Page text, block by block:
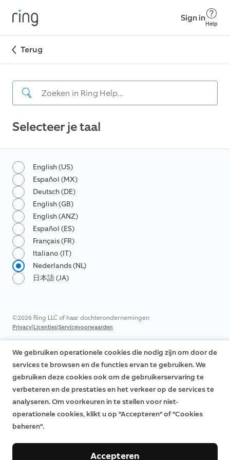
Sign in
Help
Terug
Selecteer je taal
English (US)
Español (MX)
Deutsch (DE)
English (GB)
English (ANZ)
Español (ES)
Français (FR)
Italiano (IT)
Nederlands (NL)
日本語 (JA)
©2026 Ring LLC of haar dochterondernemingen
Privacy|Licenties|Servicevoorwaarden
We gebruiken operationele cookies die nodig zijn om door de
services te browsen en de functies ervan te gebruiken. We
gebruiken deze cookies ook om de gebruikerservaring te
verbeteren en de prestaties en het verkeer op de services te
analyseren. Om voorkeuren in te stellen voor niet-
operationele cookies, klikt u op "Accepteren" of "Cookies
beheren".
Accepteren